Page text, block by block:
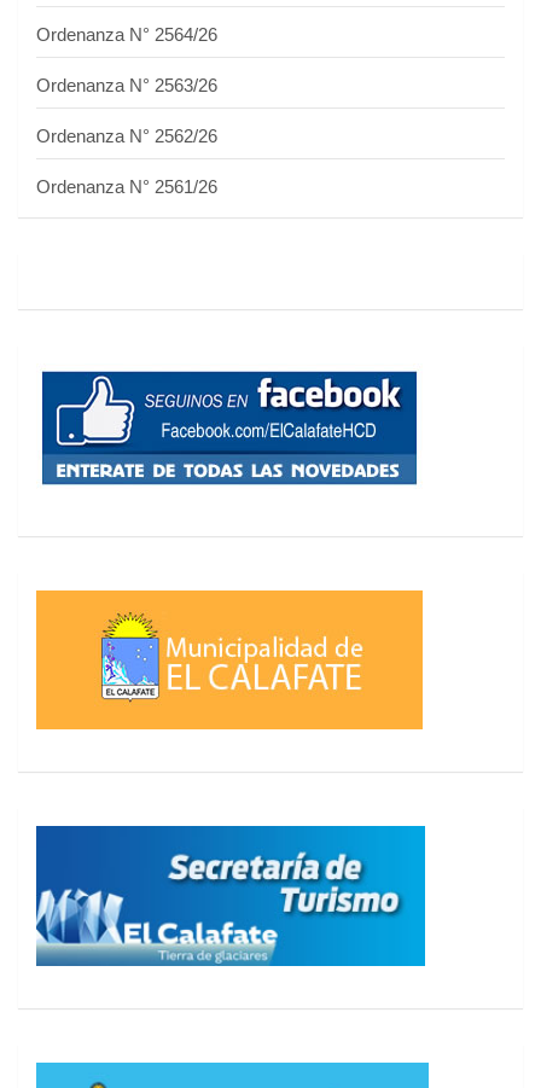
Ordenanza N° 2564/26
Ordenanza N° 2563/26
Ordenanza N° 2562/26
Ordenanza N° 2561/26